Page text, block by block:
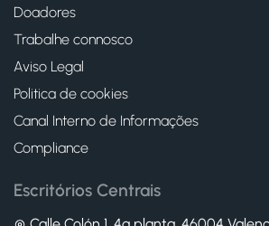
Doadores
Trabalhe connosco
Aviso Legal
Politica de cookies
Canal Interno de Informações
Compliance
Escritórios Centrais